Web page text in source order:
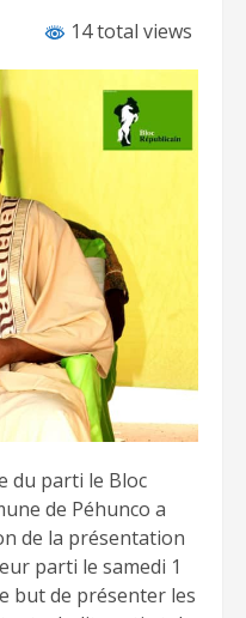
14 total views
du parti le Bloc
de Péhunco a
de la présentation
parti le samedi 1
but de présenter les